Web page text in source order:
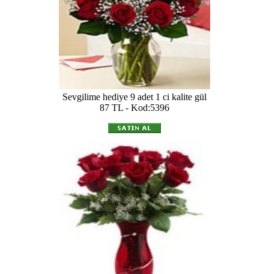
Sevgilime hediye 9 adet 1 ci kalite gül
87 TL - Kod:5396